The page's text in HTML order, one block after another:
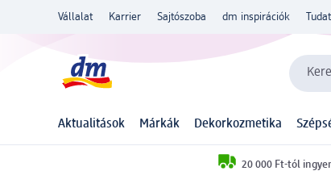
Vállalat Karrier Sajtószoba dm inspirációk
Aktualitások Márkák Dekorkozmetika
20 000 Ft-tól